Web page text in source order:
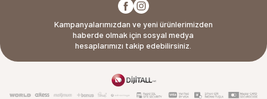
Kampanyalarımızdan ve yeni ürünlerimizden
haberde olmak için sosyal medya
hesaplarımızı takip edebilirsiniz.